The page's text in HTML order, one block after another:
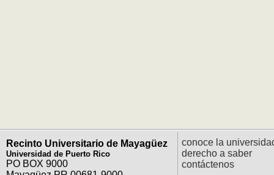
Recinto Universitario de Mayagüez
Universidad de Puerto Rico
PO BOX 9000
conoce la
derecho a saber
contáctenos